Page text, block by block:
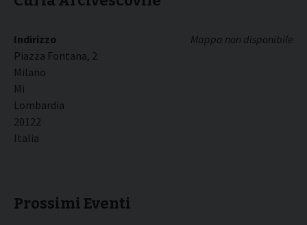
Mappa non disponibile
Indirizzo
Piazza Fontana, 2
Milano
Mi
Lombardia
20122
Italia
Prossimi Eventi